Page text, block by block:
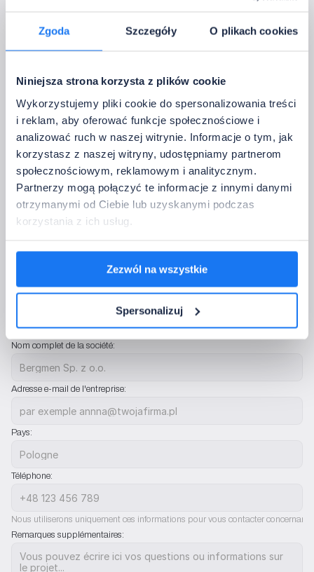
Zgoda Szczegóły O plikach cookies
Niniejsza strona korzysta z plików cookie
Wykorzystujemy pliki cookie do spersonalizowania treści
i reklam, aby oferować funkcje społecznościowe i
analizować ruch w naszej witrynie. Informacje o tym, jak
korzystasz z naszej witryny, udostępniamy partnerom
społecznościowym, reklamowym i analitycznym.
Partnerzy mogą połączyć te informacje z innymi danymi
otrzymanymi od Ciebie lub uzyskanymi podczas
korzystania z ich usług.
Zezwól na wszystkie
Spersonalizuj
MONO
→   Spécification technique
• IP:
40
• Puissance de sortie 12 V DC:
max. 360 W
• Puissance de sortie 24 V DC
max. 720 W
• Courant sortie:
3 x 10 A
• Pilotage:
433,92 MHz
• Température de fonctionnement:
-20~60°C
Je n’ai pas besoin de pilotage
5. Coordonnées
Veuillez fournir les coordonnées auxquelles nous devons revenir avec la
confirmation de la configuration.
Nom complet de la société:
Adresse e-mail de l'entreprise:
Pays:
Téléphone:
Nous utiliserons uniquement ces informations pour vous contacter
Remarques supplémentaires: